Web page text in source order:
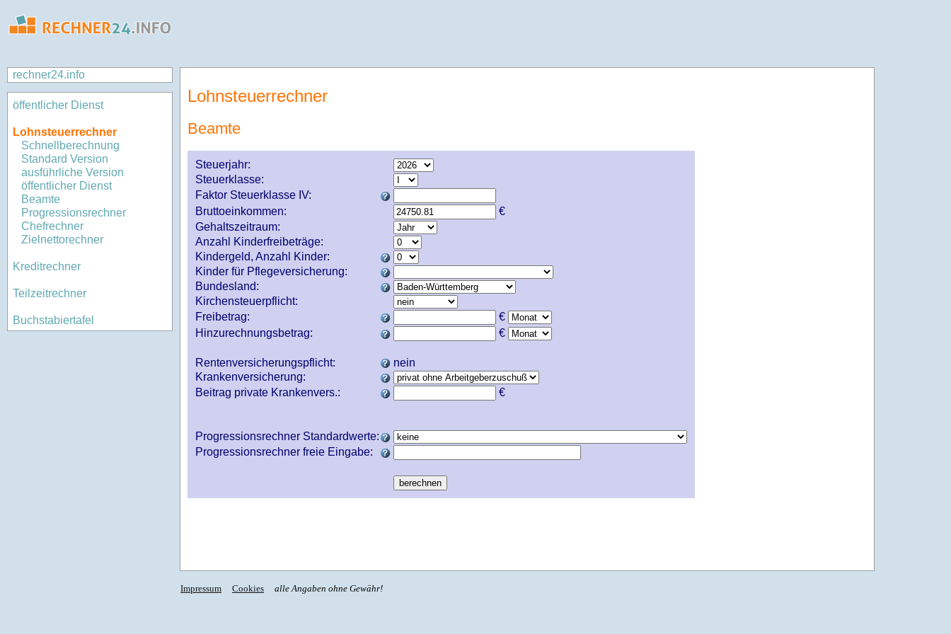
rechner24.info
öffentlicher Dienst
Lohnsteuerrechner
Schnellberechnung
Standard Version
ausführliche Version
öffentlicher Dienst
Beamte
Progressionsrechner
Chefrechner
Zielnettorechner
Kreditrechner
Teilzeitrechner
Buchstabiertafel
Lohnsteuerrechner
Beamte
Steuerjahr:
Steuerklasse:
Faktor Steuerklasse IV:
Bruttoeinkommen:
€
Gehaltszeitraum:
Anzahl Kinderfreibeträge:
Kindergeld, Anzahl Kinder:
Kinder für Pflegeversicherung:
Bundesland:
Kirchensteuerpflicht:
Freibetrag:
€
Hinzurechnungsbetrag:
€
Rentenversicherungspflicht:
nein
Krankenversicherung:
Beitrag private Krankenvers.:
€
Progressionsrechner Standardwerte:
Progressionsrechner freie Eingabe:
Impressum Cookies alle Angaben ohne Gewähr!